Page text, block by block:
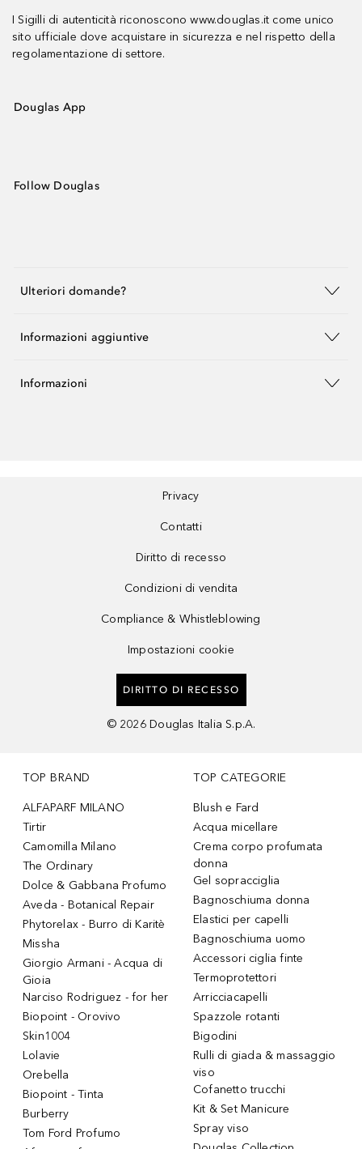
I Sigilli di autenticità riconoscono www.douglas.it come unico
sito ufficiale dove acquistare in sicurezza e nel rispetto della
regolamentazione di settore.
Douglas App
Follow Douglas
Ulteriori domande?
Informazioni aggiuntive
Informazioni
Privacy
Contatti
Diritto di recesso
Condizioni di vendita
Compliance & Whistleblowing
Impostazioni cookie
DIRITTO DI RECESSO
© 2026 Douglas Italia S.p.A.
TOP BRAND
ALFAPARF MILANO
Tirtir
Camomilla Milano
The Ordinary
Dolce & Gabbana Profumo
Aveda - Botanical Repair
Phytorelax - Burro di Karitè
Missha
Giorgio Armani - Acqua di
Gioia
Narciso Rodriguez - for her
Biopoint - Orovivo
Skin1004
Lolavie
Orebella
Biopoint - Tinta
Burberry
Tom Ford Profumo
TOP CATEGORIE
Blush e Fard
Acqua micellare
Crema corpo profumata
donna
Gel sopracciglia
Bagnoschiuma donna
Elastici per capelli
Bagnoschiuma uomo
Accessori ciglia finte
Termoprotettori
Arricciacapelli
Spazzole rotanti
Bigodini
Rulli di giada & massaggio
viso
Cofanetto trucchi
Kit & Set Manicure
Spray viso